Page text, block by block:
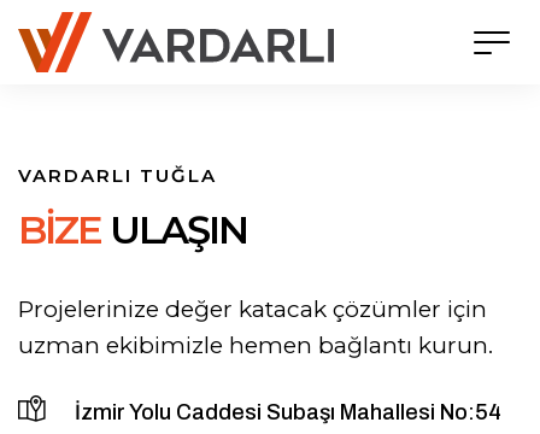
VARDARLI TUĞLA
BİZE ULAŞIN
Projelerinize değer katacak çözümler için
uzman ekibimizle hemen bağlantı kurun.
İzmir Yolu Caddesi Subaşı Mahallesi No:54